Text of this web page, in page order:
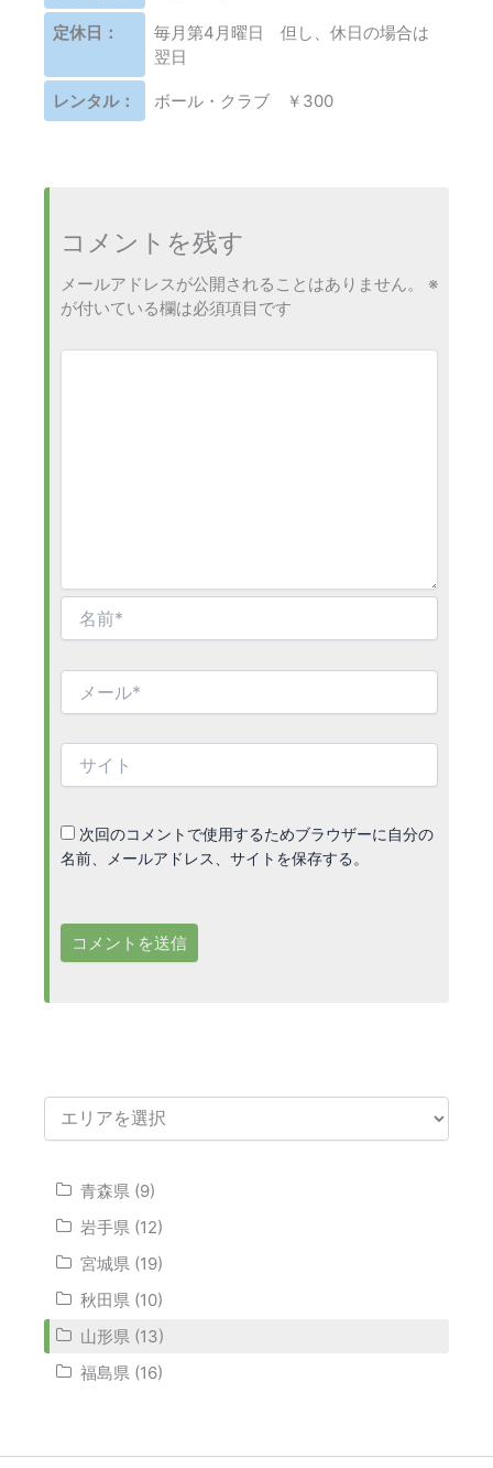
定休日：
毎月第4月曜日 但し、休日の場合は
翌日
レンタル： ボール・クラブ ￥300
コメントを残す
メールアドレスが公開されることはありません。
※
が付いている欄は必須項目です
*
次回のコメントで使用するためブラウザーに自分の
名前、メールアドレス、サイトを保存する。
青森県 (9)
岩手県 (12)
宮城県 (19)
秋田県 (10)
山形県 (13)
福島県 (16)